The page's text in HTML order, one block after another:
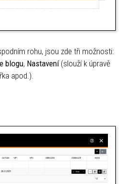
rohu, jsou zde tři možnosti:
blogu, Nastavení (slouží k úpravě
apod.).